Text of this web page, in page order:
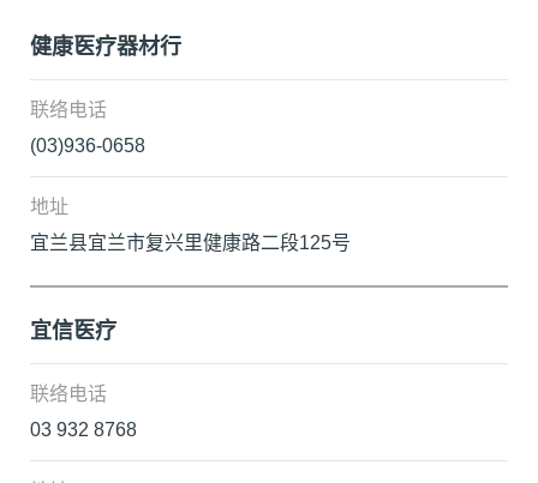
健康医疗器材行
(03)936-0658
宜兰县宜兰市复兴里健康路二段125号
宜信医疗
03 932 8768